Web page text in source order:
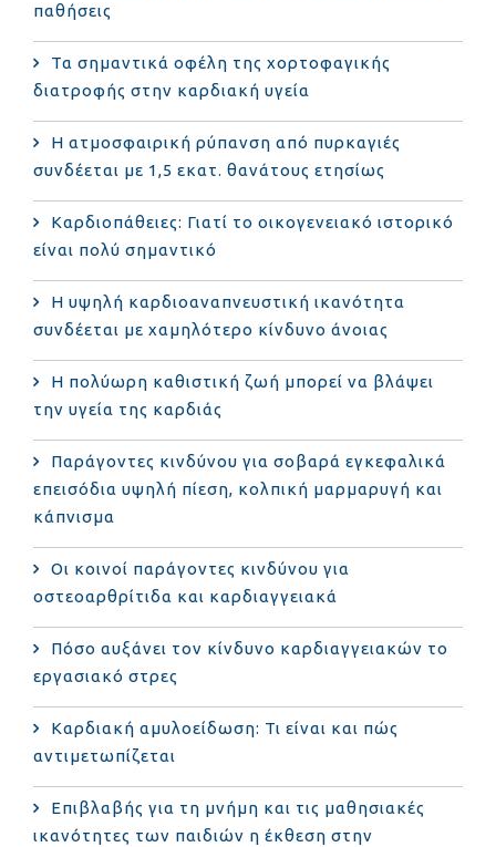
παθήσεις
Τα σημαντικά οφέλη της χορτοφαγικής
διατροφής στην καρδιακή υγεία
Η ατμοσφαιρική ρύπανση από πυρκαγιές
συνδέεται με 1,5 εκατ. θανάτους ετησίως
Καρδιοπάθειες: Γιατί το οικογενειακό ιστορικό
είναι πολύ σημαντικό
Η υψηλή καρδιοαναπνευστική ικανότητα
συνδέεται με χαμηλότερο κίνδυνο άνοιας
Η πολύωρη καθιστική ζωή μπορεί να βλάψει
την υγεία της καρδιάς
Παράγοντες κινδύνου για σοβαρά εγκεφαλικά
επεισόδια υψηλή πίεση, κολπική μαρμαρυγή και
κάπνισμα
Οι κοινοί παράγοντες κινδύνου για
οστεοαρθρίτιδα και καρδιαγγειακά
Πόσο αυξάνει τον κίνδυνο καρδιαγγειακών το
εργασιακό στρες
Καρδιακή αμυλοείδωση: Τι είναι και πώς
αντιμετωπίζεται
Επιβλαβής για τη μνήμη και τις μαθησιακές
ικανότητες των παιδιών η έκθεση στην